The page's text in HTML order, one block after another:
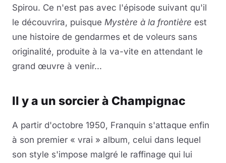
Spirou. Ce n'est pas avec l'épisode suivant qu'il
le découvrira, puisque Mystère à la frontière est
une histoire de gendarmes et de voleurs sans
originalité, produite à la va-vite en attendant le
grand œuvre à venir...
Il y a un sorcier à Champignac
A partir d'octobre 1950, Franquin s'attaque enfin
à son premier « vrai » album, celui dans lequel
son style s'impose malgré le raffinage qui lui